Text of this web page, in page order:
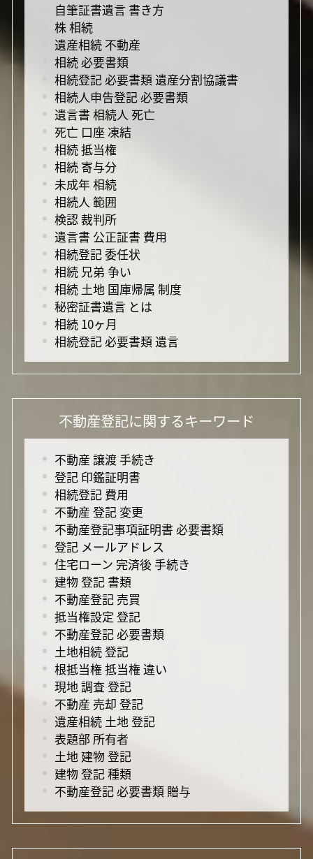
自筆証書遺言 書き方
株 相続
遺産相続 不動産
相続 必要書類
相続登記 必要書類 遺産分割協議書
相続人申告登記 必要書類
遺言書 相続人 死亡
死亡 口座 凍結
相続 抵当権
相続 寄与分
未成年 相続
相続人 範囲
検認 裁判所
遺言書 公正証書 費用
相続登記 委任状
相続 兄弟 争い
相続 土地 国庫帰属 制度
秘密証書遺言 とは
相続 10ヶ月
相続登記 必要書類 遺言
不動産登記に関するキーワード
不動産 譲渡 手続き
登記 印鑑証明書
相続登記 費用
不動産 登記 変更
不動産登記事項証明書 必要書類
登記 メールアドレス
住宅ローン 完済後 手続き
建物 登記 書類
不動産登記 売買
抵当権設定 登記
不動産登記 必要書類
土地相続 登記
根抵当権 抵当権 違い
現地 調査 登記
不動産 売却 登記
遺産相続 土地 登記
表題部 所有者
土地 建物 登記
建物 登記 種類
不動産登記 必要書類 贈与